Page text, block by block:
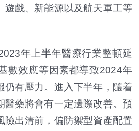
遊戲、新能源以及航天軍工等
年上半年醫療行業整頓延
數效應等因素都導致2024年
仍有壓力。進入下半年，隨着
醫藥將會有一定邊際改善。預
險出清前，偏防禦型資產配置